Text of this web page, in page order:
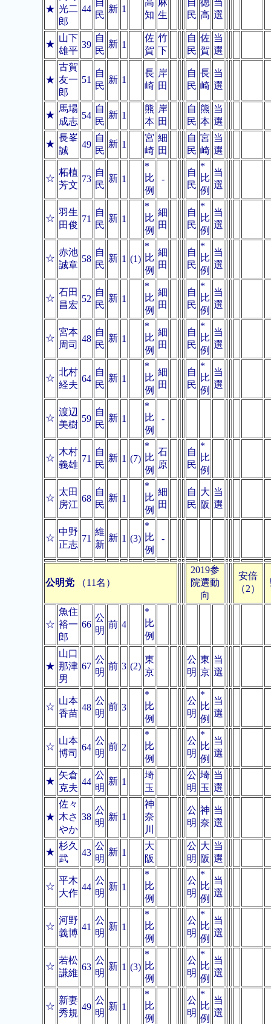
★ 光二
郎
44
自
民
新 1
高
知
麻
生
自
民
徳
高
当
選
★
山下
雄平
39
自
民
新 1
佐
賀
竹
下
自
民
佐
賀
当
選
★
古賀
友一
郎
51
自
民
新 1
長
崎
岸
田
自
民
長
崎
当
選
★
馬場
成志
54
自
民
新 1
熊
本
岸
田
自
民
熊
本
当
選
★
長峯
誠
49
自
民
新 1
宮
崎
細
田
自
民
宮
崎
当
選
☆
柘植
芳文
73
自
民
新 1
*
比
例
-
自
民
*
比
例
当
選
☆
羽生
田俊
71
自
民
新 1
*
比
例
細
田
自
民
*
比
例
当
選
☆
赤池
誠章
58
自
民
新 1 (1)
*
比
例
細
田
自
民
*
比
例
当
選
☆
石田
昌宏
52
自
民
新 1
*
比
例
細
田
自
民
*
比
例
当
選
☆
宮本
周司
48
自
民
新 1
*
比
例
細
田
自
民
*
比
例
当
選
☆
北村
経夫
64
自
民
新 1
*
比
例
細
田
自
民
*
比
例
当
選
☆
渡辺
美樹
59
自
民
新 1
*
比
例
-
☆
木村
義雄
71
自
民
新 1 (7)
*
比
例
石
原
自
民
*
比
例
☆
太田
房江
68
自
民
新 1
*
比
例
細
田
自
民
大
阪
当
選
☆
中野
正志
71
維
新
新 1 (3)
*
比
例
-
公明党 （11名）
2019参
院選動
向
安倍
（2）
☆
魚住
裕一
郎
66
公
明
前 4
*
比
例
★
山口
那津
男
67
公
明
前 3 (2)
東
京
公
明
東
京
当
選
☆
山本
香苗
48
公
明
前 3
*
比
例
公
明
*
比
例
当
選
☆
山本
博司
64
公
明
前 2
*
比
例
公
明
*
比
例
当
選
★
矢倉
克夫
44
公
明
新 1
埼
玉
公
明
埼
玉
当
選
★
佐々
木さ
やか
38
公
明
新 1
神
奈
川
公
明
神
奈
当
選
★
杉久
武
43
公
明
新 1
大
阪
公
明
大
阪
当
選
☆
平木
大作
44
公
明
新 1
*
比
例
公
明
*
比
例
当
選
☆
河野
義博
41
公
明
新 1
*
比
例
公
明
*
比
例
当
選
☆
若松
謙維
63
公
明
新 1 (3)
*
比
例
公
明
*
比
例
当
選
☆
新妻
秀規
49
公
明
新 1
*
比
例
公
明
*
比
例
当
選